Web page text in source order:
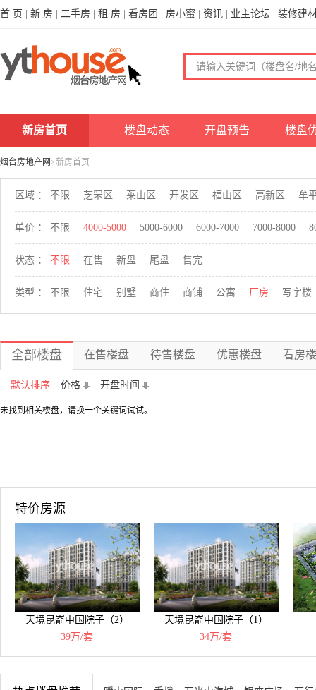
首 页 新 房 二手房 租 房 看房团 房小蜜 资讯 业主论坛 装修建
新房首页 楼盘动态 开盘预告 楼盘
烟台房地产网 >新房首页
区域 ： 不限 芝罘区 莱山区 开发区 福山区 高新区 牟
单价 ： 不限 4000-5000 5000-6000 6000-7000 7000-8000
状态 ： 不限 在售 新盘 尾盘 售完
类型 ： 不限 住宅 别墅 商住 商铺 公寓 厂房 写字楼
全部楼盘 在售楼盘 待售楼盘 优惠楼盘 看房
默认排序 价格 开盘时间
未找到相关楼盘，请换一个关键词试试。
特价房源
天境昆嵛中国院子（2）
39万/套
天境昆嵛中国院子（1）
34万/套